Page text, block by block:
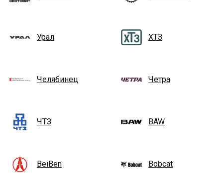
Урал ХТЗ
Челябинец Четра
ЧТЗ BAW
BeiBen Bobcat